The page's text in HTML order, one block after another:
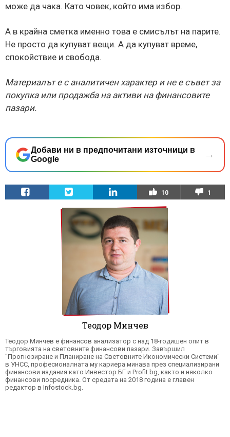
може да чака. Като човек, който има избор.
А в крайна сметка именно това е смисълът на парите.
Не просто да купуват вещи. А да купуват време,
спокойствие и свобода.
Материалът е с аналитичен характер и не е съвет за
покупка или продажба на активи на финансовите
пазари.
Добави ни в предпочитани източници в
Google
→
10 1
Теодор Минчев
Теодор Mинчeв e финансов анализатор с над 18-годишен опит в
търговията на световните финансови пазари. Завършил
"Прогнозиране и Планиране на Световните Икономически Системи"
в УНСС, професионалната му кариера минава през специализирани
финансови издания като Инвестор.БГ и Profit.bg, както и няколко
финансови посредника. От средата на 2018 година е главен
редактор в Infostock.bg.